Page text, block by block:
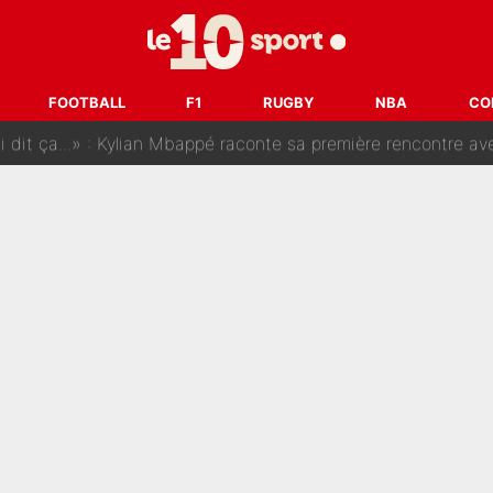
FOOTBALL F1 RUGBY NBA
les inséparables Kylian Mbappé et Achraf Hakimi
ses vacances, la star du XV de France a perdu sa
ça...» : Kylian Mbappé raconte sa première rencontre avec